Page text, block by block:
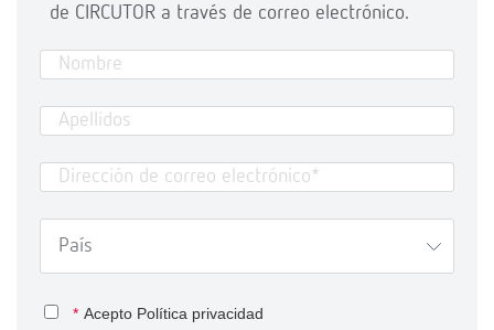
de CIRCUTOR a través de correo electrónico.
* Acepto Política privacidad